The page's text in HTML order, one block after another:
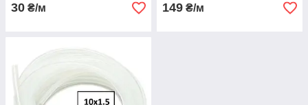
30 ₴/м 149 ₴/м